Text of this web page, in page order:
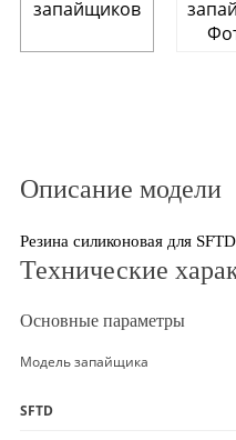
Описание модели
Резина силиконовая для
Технические
Основные параметры
Модель запайщика
SFTD